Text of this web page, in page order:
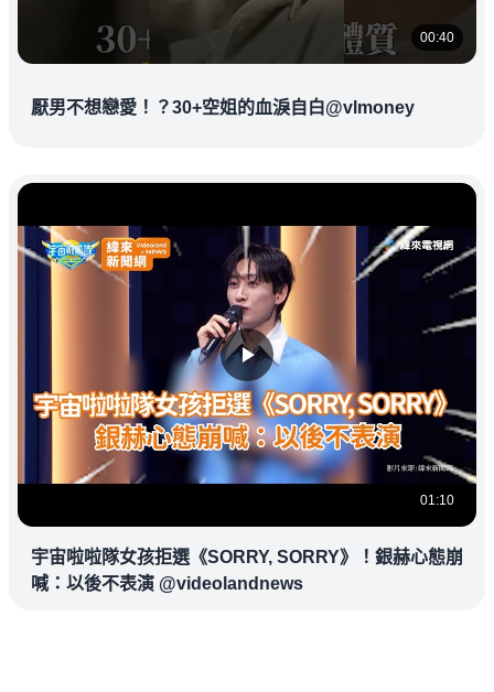
00:40
厭男不想戀愛！？30+空姐的血淚自白@vlmoney
01:10
宇宙啦啦隊女孩拒選《SORRY, SORRY》！銀赫心態崩
喊：以後不表演 @videolandnews